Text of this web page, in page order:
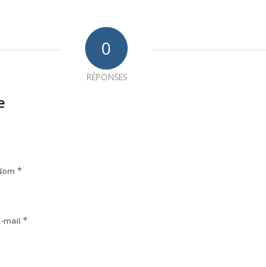
0
RÉPONSES
*
mail *